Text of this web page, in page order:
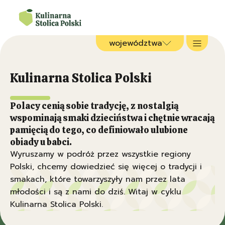
województwa
Kulinarna Stolica Polski
Polacy cenią sobie tradycję, z nostalgią
wspominają smaki dzieciństwa i chętnie wracają
pamięcią do tego, co definiowało ulubione
obiady u babci.
Wyruszamy w podróż przez wszystkie regiony
Polski, chcemy dowiedzieć się więcej o tradycji i
smakach, które towarzyszyły nam przez lata
młodości i są z nami do dziś. Witaj w cyklu
Kulinarna Stolica Polski.